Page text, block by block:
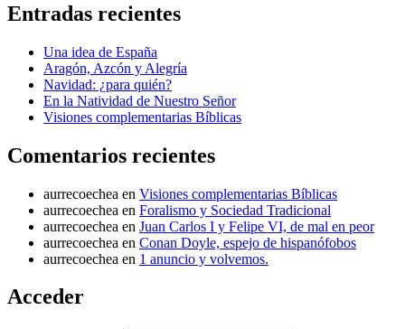
Entradas recientes
Una idea de España
Aragón, Azcón y Alegría
Navidad: ¿para quién?
En la Natividad de Nuestro Señor
Visiones complementarias Bíblicas
Comentarios recientes
aurrecoechea en Visiones complementarias Bíblicas
aurrecoechea en Foralismo y Sociedad Tradicional
aurrecoechea en Juan Carlos I y Felipe VI, de mal en peor
aurrecoechea en Conan Doyle, espejo de hispanófobos
aurrecoechea en 1 anuncio y volvemos.
Acceder